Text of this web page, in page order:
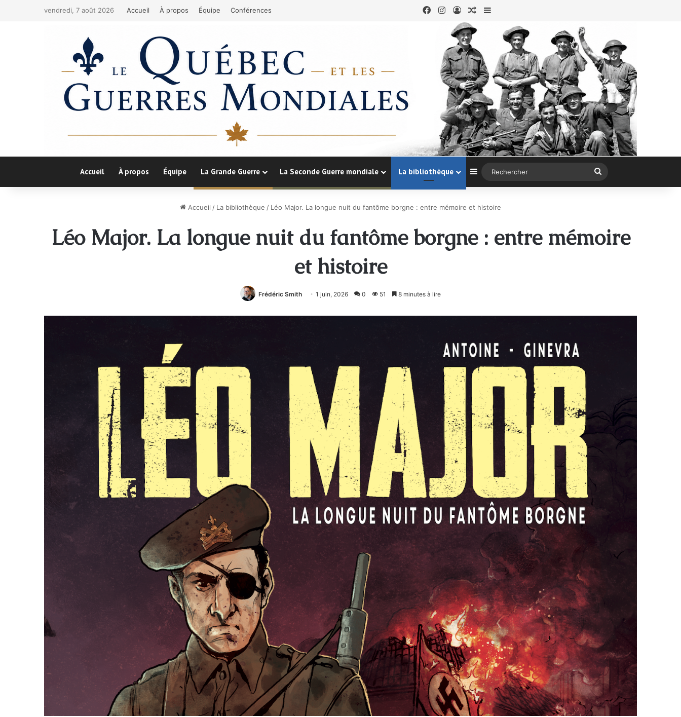
vendredi, 7 août 2026 Accueil À propos Équipe Conférences Facebook
InstagramConnexion
Article au hasard
Sidebar (barre latérale)
Accueil À propos Équipe La Grande Guerre La Seconde Guerre mondiale La bibliothèque Sidebar (barre latérale)
Accueil / La bibliothèque / Léo Major. La longue nuit du fantôme borgne : entre mémoire et histoire
Léo Major. La longue nuit du fantôme borgne : entre mémoire
et histoire
Frédéric Smith 1 juin, 2026 0 51 8 minutes à lire